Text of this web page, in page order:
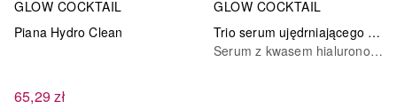
GLOW COCKTAIL
Piana Hydro Clean
65,29 zł
GLOW COCKTAIL
Trio serum ujędrniającego Hyaluron
Serum z kwasem hialuronowym